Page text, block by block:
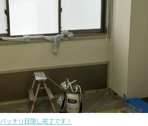
バッチリ目隠し完了です！